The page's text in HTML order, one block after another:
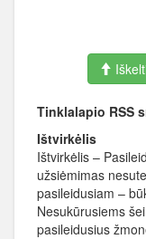
Tinklalapio RSS
Ištvirkėlis
Ištvirkėlis –
užsiėmimas
pasileidusiam –
Nesukūrusiems
pasileidusius